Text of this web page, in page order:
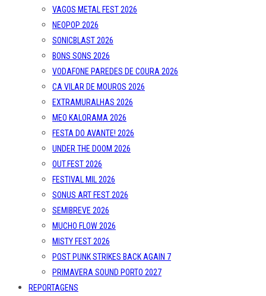
VAGOS METAL FEST 2026
NEOPOP 2026
SONICBLAST 2026
BONS SONS 2026
VODAFONE PAREDES DE COURA 2026
CA VILAR DE MOUROS 2026
EXTRAMURALHAS 2026
MEO KALORAMA 2026
FESTA DO AVANTE! 2026
UNDER THE DOOM 2026
OUT.FEST 2026
FESTIVAL MIL 2026
SONUS ART FEST 2026
SEMIBREVE 2026
MUCHO FLOW 2026
MISTY FEST 2026
POST PUNK STRIKES BACK AGAIN 7
PRIMAVERA SOUND PORTO 2027
REPORTAGENS